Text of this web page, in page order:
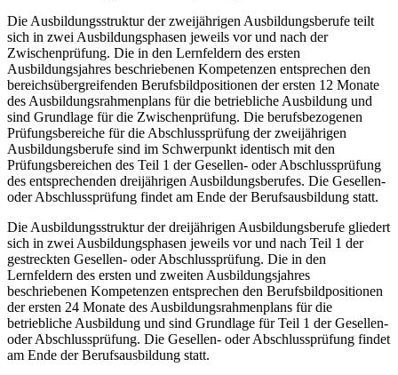
Die Ausbildungsstruktur der zweijährigen Ausbildungsberufe teilt
sich in zwei Ausbildungsphasen jeweils vor und nach der
Zwischenprüfung. Die in den Lernfeldern des ersten
Ausbildungsjahres beschriebenen Kompetenzen entsprechen den
bereichsübergreifenden Berufsbildpositionen der ersten 12 Monate
des Ausbildungsrahmenplans für die betriebliche Ausbildung und
sind Grundlage für die Zwischenprüfung. Die berufsbezogenen
Prüfungsbereiche für die Abschlussprüfung der zweijährigen
Ausbildungsberufe sind im Schwerpunkt identisch mit den
Prüfungsbereichen des Teil 1 der Gesellen- oder Abschlussprüfung
des entsprechenden dreijährigen Ausbildungsberufes. Die Gesellen-
oder Abschlussprüfung findet am Ende der Berufsausbildung statt.
Die Ausbildungsstruktur der dreijährigen Ausbildungsberufe gliedert
sich in zwei Ausbildungsphasen jeweils vor und nach Teil 1 der
gestreckten Gesellen- oder Abschlussprüfung. Die in den
Lernfeldern des ersten und zweiten Ausbildungsjahres
beschriebenen Kompetenzen entsprechen den Berufsbildpositionen
der ersten 24 Monate des Ausbildungsrahmenplans für die
betriebliche Ausbildung und sind Grundlage für Teil 1 der Gesellen-
oder Abschlussprüfung. Die Gesellen- oder Abschlussprüfung findet
am Ende der Berufsausbildung statt.